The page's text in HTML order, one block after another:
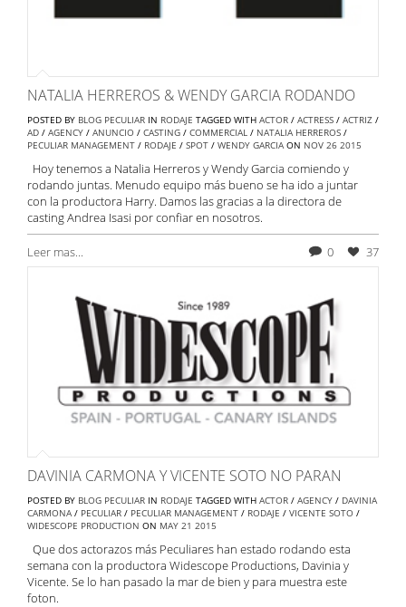
NATALIA HERREROS & WENDY GARCIA RODANDO
POSTED BY BLOG PECULIAR IN RODAJE TAGGED WITH ACTOR / ACTRESS / ACTRIZ /
AD / AGENCY / ANUNCIO / CASTING / COMMERCIAL / NATALIA HERREROS /
PECULIAR MANAGEMENT / RODAJE / SPOT / WENDY GARCIA ON NOV 26 2015
Hoy tenemos a Natalia Herreros y Wendy Garcia comiendo y
rodando juntas. Menudo equipo más bueno se ha ido a juntar
con la productora Harry. Damos las gracias a la directora de
casting Andrea Isasi por confiar en nosotros.
Leer mas... 0 37
DAVINIA CARMONA Y VICENTE SOTO NO PARAN
POSTED BY BLOG PECULIAR IN RODAJE TAGGED WITH ACTOR / AGENCY / DAVINIA
CARMONA/ PECULIAR / PECULIAR MANAGEMENT / RODAJE / VICENTE SOTO /
WIDESCOPE PRODUCTION ON MAY 21 2015
Que dos actorazos más Peculiares han estado rodando esta
semana con la productora Widescope Productions, Davinia y
Vicente. Se lo han pasado la mar de bien y para muestra este
foton.